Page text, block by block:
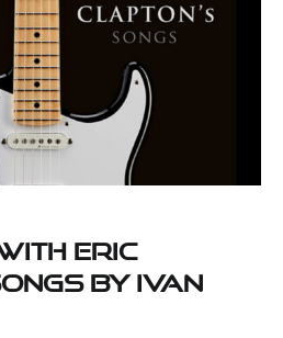
Eric
by Ivan